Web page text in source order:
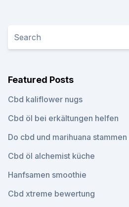
Featured Posts
Cbd kaliflower nugs
Cbd öl bei erkältungen helfen
Do cbd und marihuana
Cbd öl alchemist küche
Hanfsamen smoothie
Cbd xtreme bewertung